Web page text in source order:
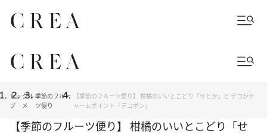
トッ
プ
グル
メ
季節のフルー
ツ便り
【季節のフルーツ便り】 柑橘のいいとこどり「せとか」と デコがチ
ャームポイント「デコポン」
【季節のフルーツ便り】 柑橘のいいとこどり「せ